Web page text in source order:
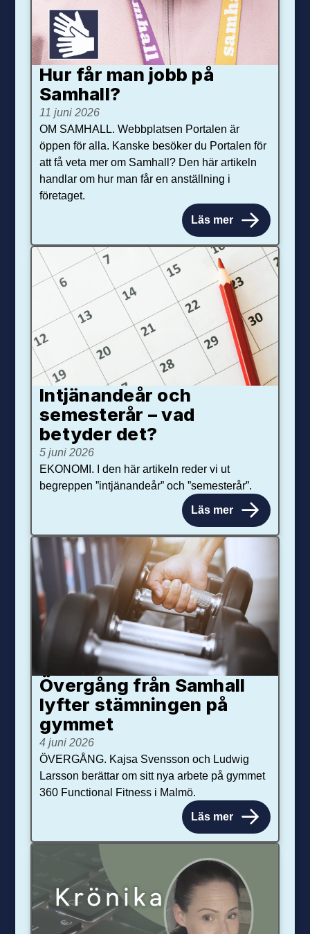
Hur får man jobb på
Samhall?
11 juni 2026
OM SAMHALL. Webbplatsen Portalen är
öppen för alla. Kanske besöker du Portalen för
att få veta mer om Samhall? Den här artikeln
handlar om hur man får en anställning i
företaget.
Läs mer
Intjänandeår och
semesterår – vad
betyder det?
5 juni 2026
EKONOMI. I den här artikeln reder vi ut
begreppen ”intjänandeår” och ”semesterår”.
Läs mer
Övergång från Samhall
lyfter stämningen på
gymmet
4 juni 2026
ÖVERGÅNG. Kajsa Svensson och Ludwig
Larsson berättar om sitt nya arbete på gymmet
360 Functional Fitness i Malmö.
Läs mer